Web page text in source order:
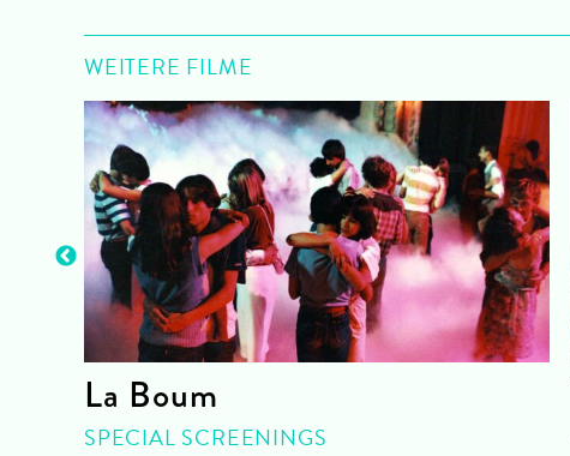
WEITERE FILME
La Boum
SPECIAL SCREENINGS